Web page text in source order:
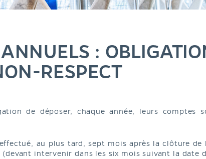
:
RESPECT
de déposer, chaque année, leurs comptes
au plus tard, sept mois après la clôture de
intervenir dans les six mois suivant la date